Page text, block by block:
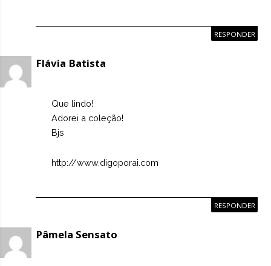
RESPONDER
Flávia Batista
Que lindo!
Adorei a coleção!
Bjs
http://www.digoporai.com
RESPONDER
Pâmela Sensato